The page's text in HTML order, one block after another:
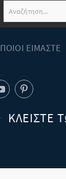
ΠΟΙΟΙ ΕΙΜΑΣΤΕ
ΚΛΕΊΣΤΕ